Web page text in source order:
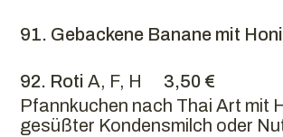
91. Gebackene Banane mit
92. Roti A, F, H 3,50 €
Pfannkuchen nach Thai Art mit
gesüßter Kondensmilch oder